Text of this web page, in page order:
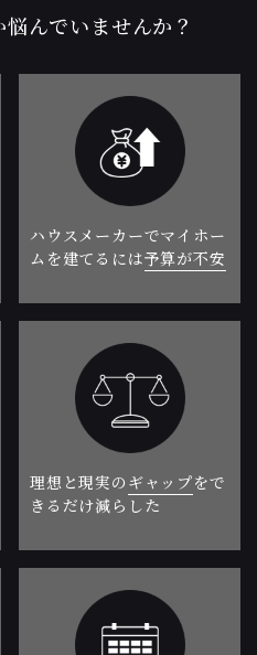
んでいませんか？
ハウスメーカーでマイホー
ムを建てるには予算が不安​​​​​​​
理想と現実のギャップをで
きるだけ減らした